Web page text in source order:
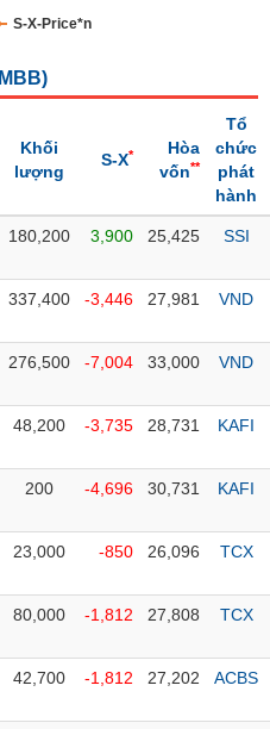
S-X-Price*n
MBB)
Khối
lượng
S-X*
Hòa
vốn**
Tổ
chức
phát
hành
180,200 3,900 25,425 SSI
337,400 -3,446 27,981 VND
276,500 -7,004 33,000 VND
48,200 -3,735 28,731 KAFI
200 -4,696 30,731 KAFI
23,000 -850 26,096 TCX
80,000 -1,812 27,808 TCX
42,700 -1,812 27,202 ACBS